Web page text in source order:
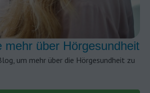
mehr über Hörgesundheit
um mehr über die Hörgesundheit zu